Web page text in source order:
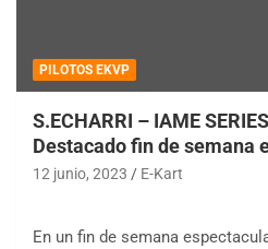
PILOTOS EKVP
S.ECHARRI – IAME
Destacado fin de semana
12 junio, 2023 E-Kart
En un fin de semana